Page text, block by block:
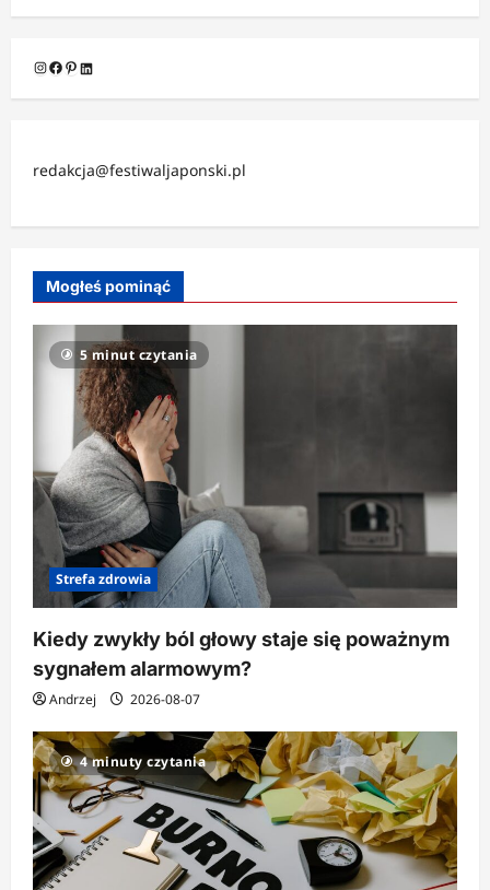
Instagram
Facebook
Pinterest
LinkedIn
redakcja@festiwaljaponski.pl
Mogłeś pominąć
5 minut czytania
Strefa zdrowia
Kiedy zwykły ból głowy staje się poważnym
sygnałem alarmowym?
Andrzej 2026-08-07
4 minuty czytania